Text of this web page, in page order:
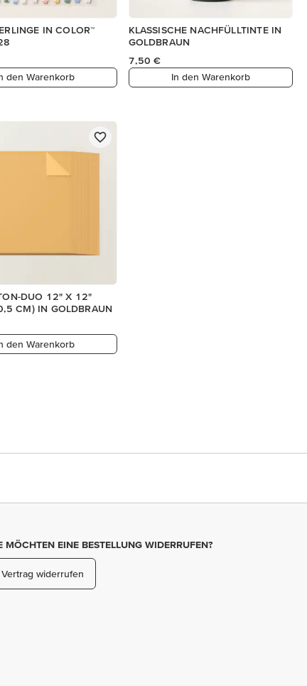
IN COLOR™
den Warenkorb
KLASSISCHE NACHFÜLLTINTE IN
GOLDBRAUN
7,50 €
In den Warenkorb
DUO 12" X 12"
CM) IN GOLDBRAUN
den Warenkorb
MÖCHTEN EINE BESTELLUNG WIDERRUFEN?
Vertrag widerrufen